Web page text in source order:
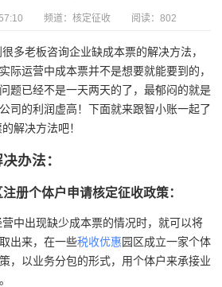
频道： 核定征收 阅读：802
多老板咨询企业缺成本票的解决方法，
际运营中成本票并不是想要就能要到的，
题已经不是一天两天的了，最郁闷的就是
司的利润虚高！下面就来跟智小账一起了
解决方法吧！
办法：
册个体户申请核定征收政策：
出现缺少成本票的情况时，就可以将
出来，在一些税收优惠园区成立一家个体
，以业务分包的形式，用个体户来承接业